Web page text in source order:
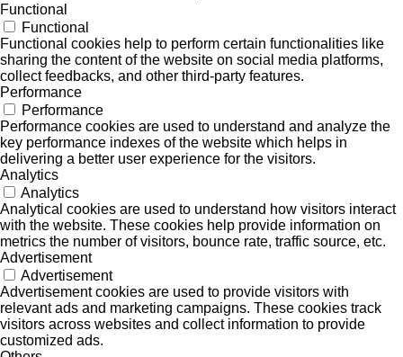
Functional
Functional
Functional cookies help to perform certain functionalities like
sharing the content of the website on social media platforms,
collect feedbacks, and other third-party features.
Performance
Performance
Performance cookies are used to understand and analyze the
key performance indexes of the website which helps in
delivering a better user experience for the visitors.
Analytics
Analytics
Analytical cookies are used to understand how visitors interact
with the website. These cookies help provide information on
metrics the number of visitors, bounce rate, traffic source, etc.
Advertisement
Advertisement
Advertisement cookies are used to provide visitors with
relevant ads and marketing campaigns. These cookies track
visitors across websites and collect information to provide
customized ads.